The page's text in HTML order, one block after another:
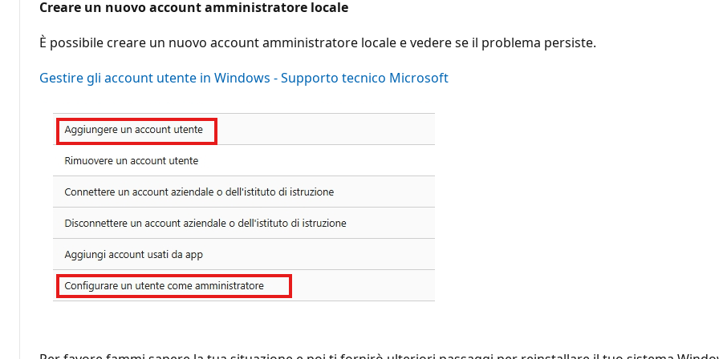
Creare un nuovo account amministratore locale
È possibile creare un nuovo account amministratore locale e vedere se il problema persiste.
Gestire gli account utente in Windows - Supporto tecnico Microsoft